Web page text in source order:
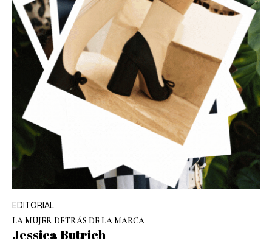
EDITORIAL
LA MUJER DETRÁS DE LA MARCA
Jessica Butrich